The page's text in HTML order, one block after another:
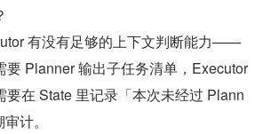
有没有足够的上下文判断能力——
要 Planner 输出子任务清单，Executor
要在 State 里记录「本次未经过 Plann
计。